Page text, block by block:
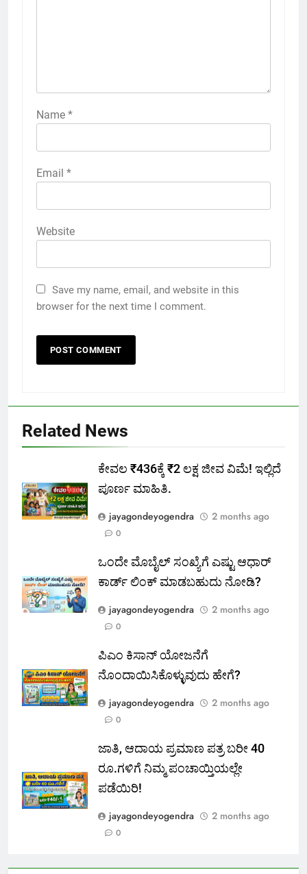
Name *
Email *
Website
Save my name, email, and website in this
browser for the next time I comment.
Related News
ಕೇವಲ ₹436ಕ್ಕೆ ₹2 ಲಕ್ಷ ಜೀವ ವಿಮೆ! ಇಲ್ಲಿದೆ
ಪೂರ್ಣ ಮಾಹಿತಿ.
jayagondeyogendra
2 months ago
0
ಒಂದೇ ಮೊಬೈಲ್ ಸಂಖ್ಯೆಗೆ ಎಷ್ಟು ಆಧಾರ್
ಕಾರ್ಡ್ ಲಿಂಕ್ ಮಾಡಬಹುದು ನೋಡಿ?
jayagondeyogendra
2 months ago
0
ಪಿಎಂ ಕಿಸಾನ್ ಯೋಜನೆಗೆ
ನೊಂದಾಯಿಸಿಕೊಳ್ಳುವುದು ಹೇಗೆ?
jayagondeyogendra
2 months ago
0
ಜಾತಿ, ಆದಾಯ ಪ್ರಮಾಣ ಪತ್ರ ಬರೀ 40
ರೂ.ಗಳಿಗೆ ನಿಮ್ಮ ಪಂಚಾಯ್ತಿಯಲ್ಲೇ
ಪಡೆಯಿರಿ!
jayagondeyogendra
2 months ago
0